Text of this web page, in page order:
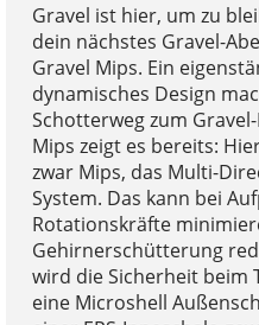
Gravel ist hier, um zu
dein nächstes Gravel-
Gravel Mips. Ein
dynamisches Design
Schotterweg zum
Mips zeigt es bereits:
zwar Mips, das Multi-
System. Das kann bei
Rotationskräfte
Gehirnerschütterung
wird die Sicherheit beim
eine Microshell